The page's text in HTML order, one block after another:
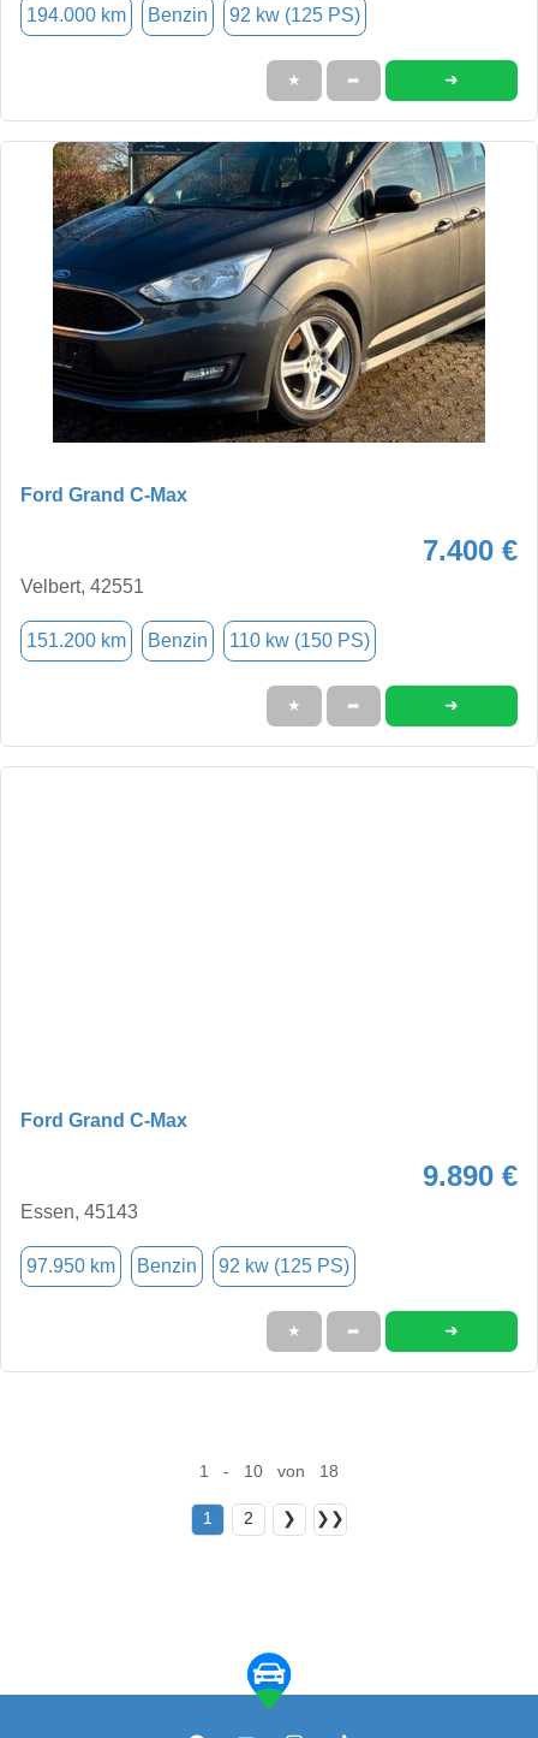
194.000 km Benzin 92 kw (125 PS)
★ ➦ ➜
Ford Grand C-Max
7.400 €
Velbert, 42551
151.200 km Benzin 110 kw (150 PS)
★ ➦ ➜
Ford Grand C-Max
9.890 €
Essen, 45143
97.950 km Benzin 92 kw (125 PS)
★ ➦ ➜
1 - 10 von 18
1 2 ❯ ❯❯